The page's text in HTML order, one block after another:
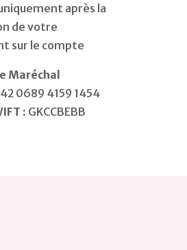
après la
de votre
sur le compte
Maréchal
0689 4159 1454
: GKCCBEBB